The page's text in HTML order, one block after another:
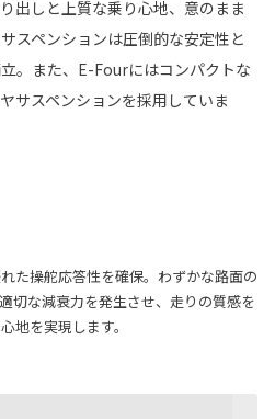
出しと上質な乗り心地、意のまま
スペンションは圧倒的な安定性と
。また、E-Fourにはコンパクトな
サスペンションを採用していま
た操舵応答性を確保。わずかな路面の
切な減衰力を発生させ、走りの質感を
地を実現します。